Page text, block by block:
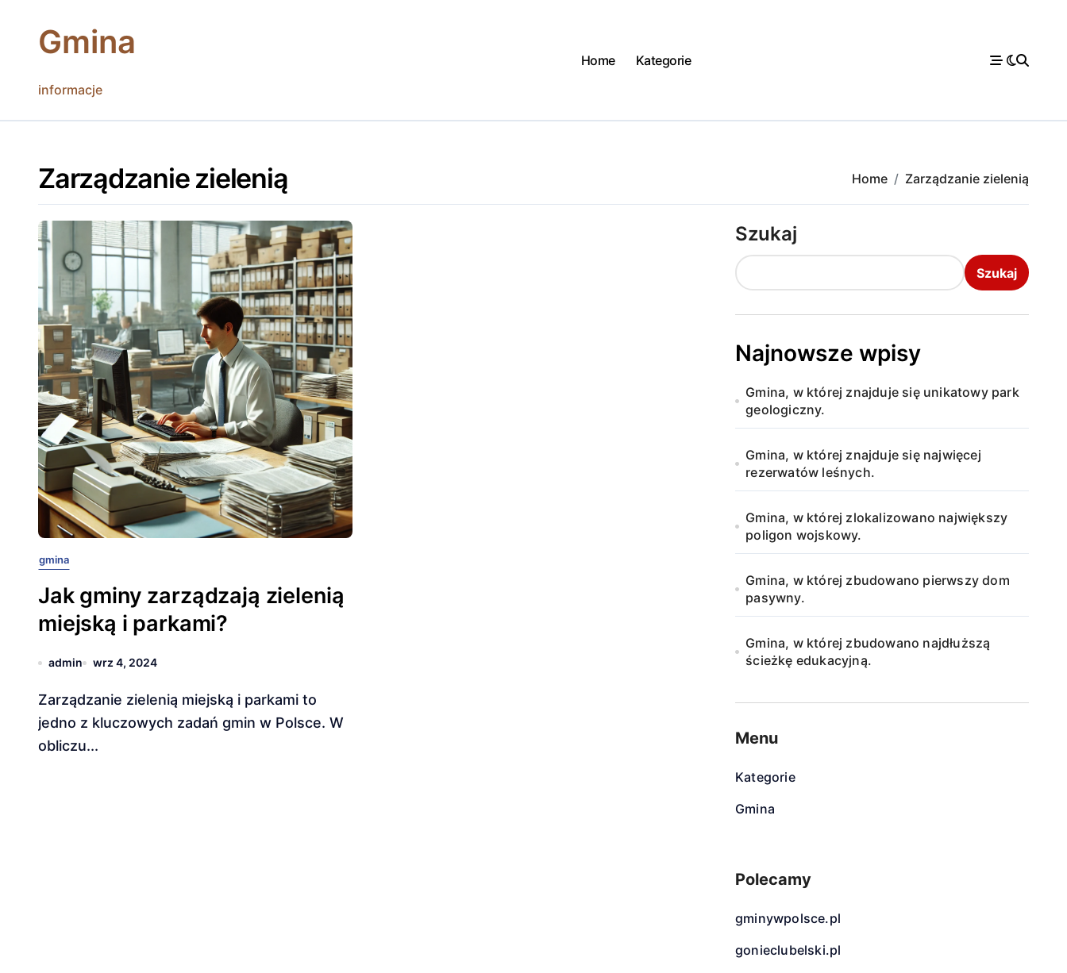
contentGmina
informacje
Home Kategorie
Zarządzanie zielenią Home Zarządzanie zielenią
gmina
Jak gminy zarządzają zielenią
miejską i parkami?
admin wrz 4, 2024
Zarządzanie zielenią miejską i parkami to
jedno z kluczowych zadań gmin w Polsce. W
obliczu...
Szukaj
Szukaj
Najnowsze wpisy
Gmina, w której znajduje się unikatowy park
geologiczny.
Gmina, w której znajduje się najwięcej
rezerwatów leśnych.
Gmina, w której zlokalizowano największy
poligon wojskowy.
Gmina, w której zbudowano pierwszy dom
pasywny.
Gmina, w której zbudowano najdłuższą
ścieżkę edukacyjną.
Menu
Kategorie
Gmina
Polecamy
gminywpolsce.pl
gonieclubelski.pl